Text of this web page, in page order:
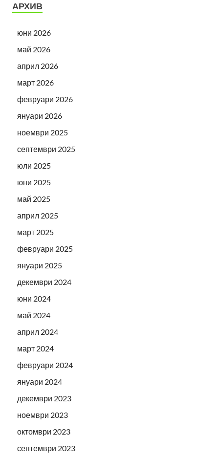
АРХИВ
юни 2026
май 2026
април 2026
март 2026
февруари 2026
януари 2026
ноември 2025
септември 2025
юли 2025
юни 2025
май 2025
април 2025
март 2025
февруари 2025
януари 2025
декември 2024
юни 2024
май 2024
април 2024
март 2024
февруари 2024
януари 2024
декември 2023
ноември 2023
октомври 2023
септември 2023